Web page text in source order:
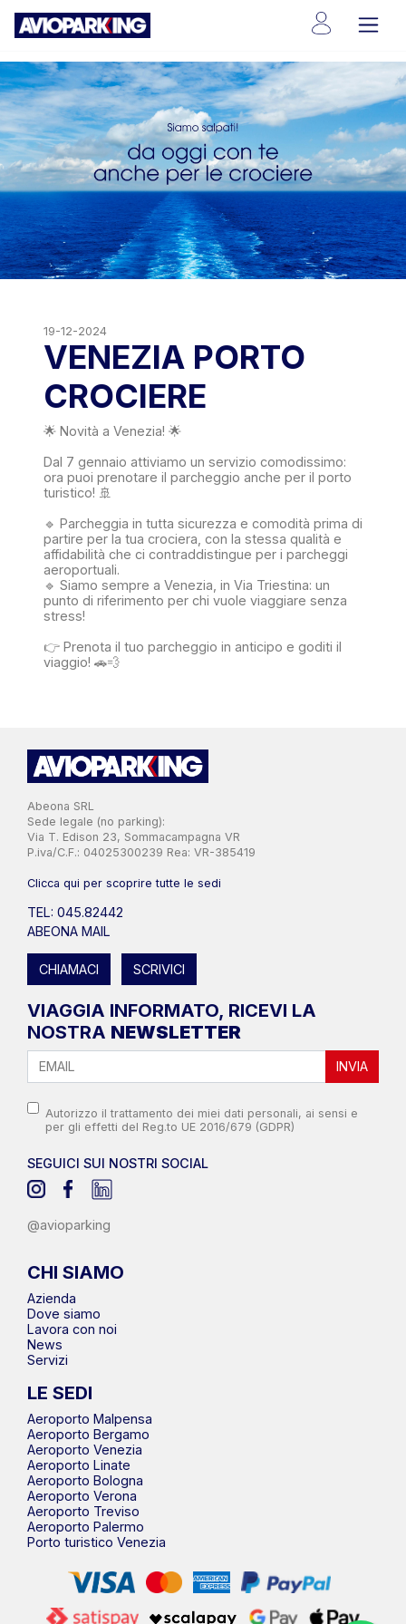
19-12-2024
VENEZIA PORTO
CROCIERE
🌟 Novità a Venezia! 🌟
Dal 7 gennaio attiviamo un servizio comodissimo:
ora puoi prenotare il parcheggio anche per il porto
turistico! 🚢
🔹 Parcheggia in tutta sicurezza e comodità prima di
partire per la tua crociera, con la stessa qualità e
affidabilità che ci contraddistingue per i parcheggi
aeroportuali.
🔹 Siamo sempre a Venezia, in Via Triestina: un
punto di riferimento per chi vuole viaggiare senza
stress!
👉 Prenota il tuo parcheggio in anticipo e goditi il
viaggio! 🚗💨
Abeona SRL
Sede legale (no parking):
Via T. Edison 23, Sommacampagna VR
P.iva/C.F.: 04025300239 Rea: VR-385419
Clicca qui per scoprire tutte le sedi
TEL: 045.82442
ABEONA MAIL
CHIAMACI SCRIVICI
VIAGGIA INFORMATO, RICEVI LA
NOSTRA NEWSLETTER
INVIA
Autorizzo il trattamento dei miei dati personali, ai sensi e
per gli effetti del Reg.to UE 2016/679 (GDPR)
SEGUICI SUI NOSTRI SOCIAL
@avioparking
CHI SIAMO
Azienda
Dove siamo
Lavora con noi
News
Servizi
LE SEDI
Aeroporto Malpensa
Aeroporto Bergamo
Aeroporto Venezia
Aeroporto Linate
Aeroporto Bologna
Aeroporto Verona
Aeroporto Treviso
Aeroporto Palermo
Porto turistico Venezia